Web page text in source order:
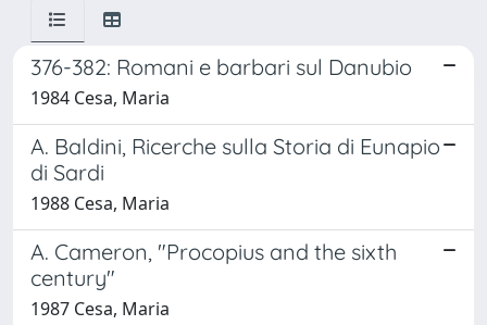
376-382: Romani e barbari sul Danubio
1984 Cesa, Maria
A. Baldini, Ricerche sulla Storia di Eunapio
di Sardi
1988 Cesa, Maria
A. Cameron, "Procopius and the sixth
century"
1987 Cesa, Maria